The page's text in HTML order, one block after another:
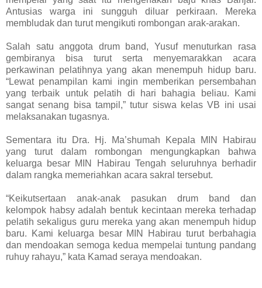
Antusias warga ini sungguh diluar perkiraan. Mereka
membludak dan turut mengikuti rombongan arak-arakan.
Salah satu anggota drum band, Yusuf menuturkan rasa
gembiranya bisa turut serta menyemarakkan acara
perkawinan pelatihnya yang akan menempuh hidup baru.
“Lewat penampilan kami ingin memberikan persembahan
yang terbaik untuk pelatih di hari bahagia beliau. Kami
sangat senang bisa tampil,” tutur siswa kelas VB ini usai
melaksanakan tugasnya.
Sementara itu Dra. Hj. Ma’shumah Kepala MIN Habirau
yang turut dalam rombongan mengungkapkan bahwa
keluarga besar MIN Habirau Tengah seluruhnya berhadir
dalam rangka memeriahkan acara sakral tersebut.
“Keikutsertaan anak-anak pasukan drum band dan
kelompok habsy adalah bentuk kecintaan mereka terhadap
pelatih sekaligus guru mereka yang akan menempuh hidup
baru. Kami keluarga besar MIN Habirau turut berbahagia
dan mendoakan semoga kedua mempelai tuntung pandang
ruhuy rahayu,” kata Kamad seraya mendoakan.